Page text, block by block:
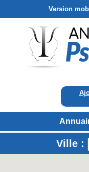
Version
Ville :